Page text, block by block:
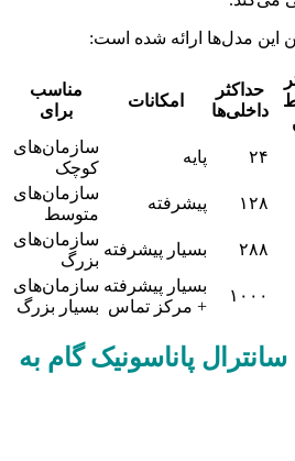
این مدل‌ها ارائه شده است:
حداکثر
داخلی‌ها
امکانات
مناسب
برای
۲۴ پایه
سازمان‌های
کوچک
۱۲۸ پیشرفته
سازمان‌های
متوسط
۲۸۸ بسیار پیشرفته
سازمان‌های
بزرگ
۱۰۰۰
بسیار پیشرفته
+ مرکز تماس
سازمان‌های
بسیار بزرگ
پاناسونیک گام به